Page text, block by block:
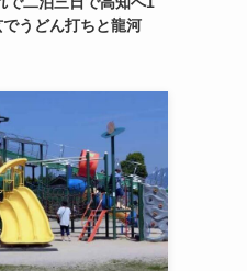
うどん打ちと龍河